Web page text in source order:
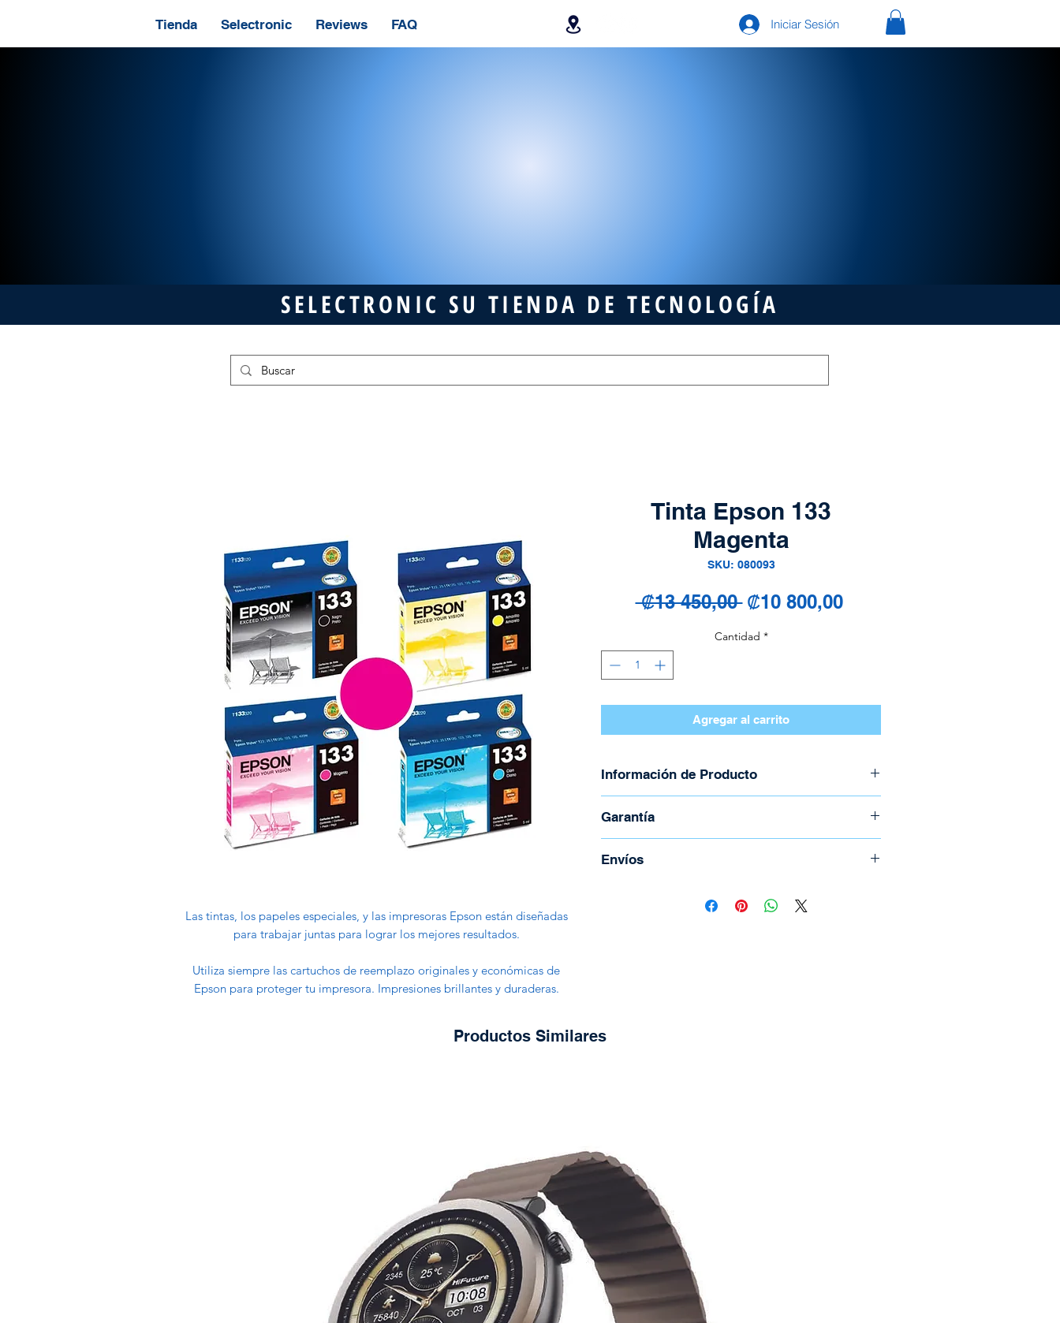
Tienda Selectronic Reviews FAQ Iniciar Sesión
SELECTRONIC SU TIENDA DE TECNOLOGÍA
Las tintas, los papeles especiales, y las impresoras Epson están diseñadas
para trabajar juntas para lograr los mejores resultados.
Utiliza siempre las cartuchos de reemplazo originales y económicas de
Epson para proteger tu impresora. Impresiones brillantes y duraderas.
Tinta Epson 133
Magenta
SKU: 080093
₡13 450,00 Precio
₡10 800,00Precio
Cantidad *
Agregar al carrito
Información de Producto
Código: 133
Capacidad: 5ml
Color Magenta
123,125,130,133,135, 235W, 420W, 430W, Office
Garantía
Costa Rica - 800 377 6627
Envíos
Productos Similares